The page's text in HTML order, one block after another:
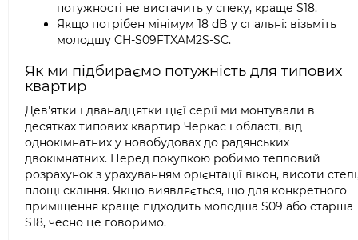
потужності не вистачить у спеку, краще S18.
Якщо потрібен мінімум 18 dB у спальні: візьміть
молодшу CH-S09FTXAM2S-SC.
Як ми підбираємо потужність для типових
квартир
Дев'ятки і дванадцятки цієї серії ми монтували в
десятках типових квартир Черкас і області, від
однокімнатних у новобудовах до радянських
двокімнатних. Перед покупкою робимо тепловий
розрахунок з урахуванням орієнтації вікон, висоти
площі скління. Якщо виявляється, що для конкретного
приміщення краще підходить молодша S09 або старша
S18, чесно це говоримо.